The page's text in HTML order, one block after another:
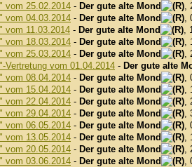
vom 25.02.2014 - Der gute alte Mond
,
vom 04.03.2014 - Der gute alte Mond
,
vom 11.03.2014 - Der gute alte Mond
,
vom 18.03.2014 - Der gute alte Mond
,
vom 25.03.2014 - Der gute alte Mond
,
Vertretung vom 01.04.2014 - Der gute alte
vom 08.04.2014 - Der gute alte Mond
,
vom 15.04.2014 - Der gute alte Mond
,
vom 22.04.2014 - Der gute alte Mond
,
vom 29.04.2014 - Der gute alte Mond
,
vom 06.05.2014 - Der gute alte Mond
,
vom 13.05.2014 - Der gute alte Mond
,
vom 20.05.2014 - Der gute alte Mond
,
vom 03.06.2014 - Der gute alte Mond
,